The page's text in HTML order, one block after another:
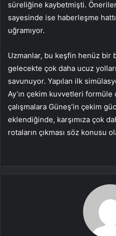
süreliğine kaybetmişti.
sayesinde ise haberleşme
uğramıyor.
Uzmanlar, bu keşfin henüz bir
gelecekte çok daha ucuz
savunuyor. Yapılan ilk
Ay’ın çekim kuvvetleri
çalışmalara Güneş’in çekim
eklendiğinde, karşımıza çok
rotaların çıkması söz konusu